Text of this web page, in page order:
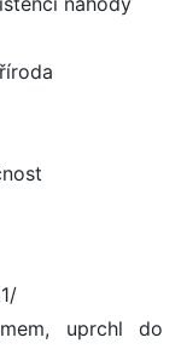
uprchl do